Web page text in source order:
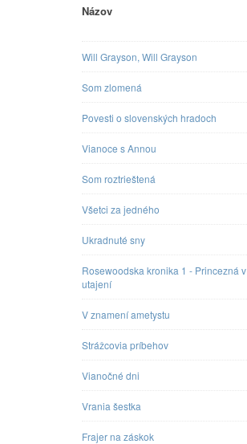
Názov
Will Grayson, Will Grayson
Som zlomená
Povesti o slovenských hradoch
Vianoce s Annou
Som roztrieštená
Všetci za jedného
Ukradnuté sny
Rosewoodska kronika 1 - Princezná v
utajení
V znamení ametystu
Strážcovia príbehov
Vianočné dni
Vrania šestka
Frajer na záskok